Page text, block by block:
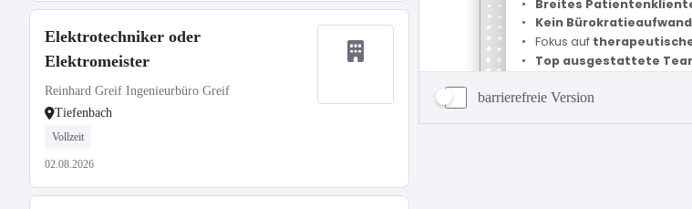
Elektrotechniker oder
Elektromeister
Reinhard Greif Ingenieurbüro Greif
Tiefenbach
Vollzeit
02.08.2026
barrierefreie Version